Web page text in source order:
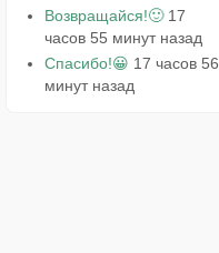
Возвращайся!🙂 17
часов 55 минут назад
Спасибо!😀 17 часов 56
минут назад